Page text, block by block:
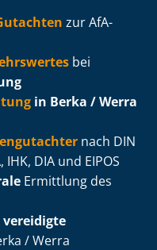
zur AfA-
bei
in Berka / Werra
nach DIN
IHK, DIA und EIPOS
Ermittlung des
/ Werra